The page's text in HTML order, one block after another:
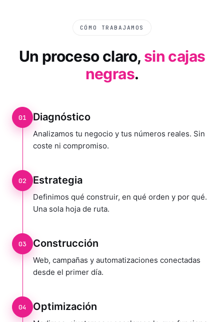
CÓMO TRABAJAMOS
Un proceso claro, sin cajas
negras.
01 Diagnóstico
Analizamos tu negocio y tus números reales. Sin
coste ni compromiso.
02 Estrategia
Definimos qué construir, en qué orden y por qué.
Una sola hoja de ruta.
03 Construcción
Web, campañas y automatizaciones conectadas
desde el primer día.
04 Optimización